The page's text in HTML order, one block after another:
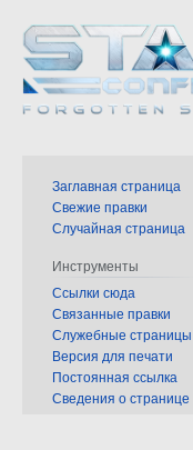
Заглавная страница
Свежие правки
Случайная страница
Инструменты
Ссылки сюда
Связанные правки
Служебные страницы
Версия для печати
Постоянная ссылка
Сведения о странице